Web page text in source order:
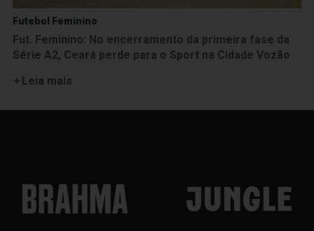
Futebol Feminino
Fut. Feminino: No encerramento da primeira fase da
Série A2, Ceará perde para o Sport na Cidade Vozão
Leia mais